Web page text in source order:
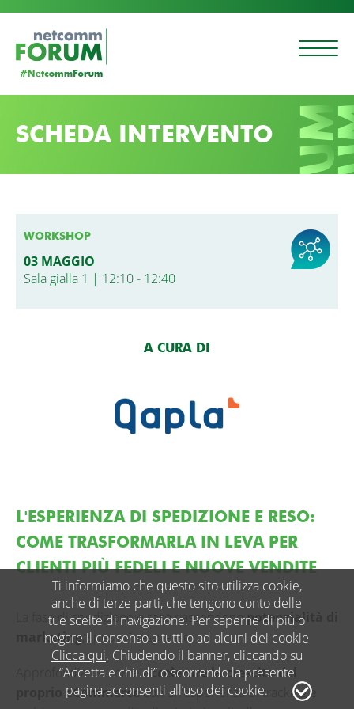
SCHEDA INTERVENTO
WORKSHOP
03 MAGGIO
Sala gialla 1 | 12:10 - 12:40
A CURA DI
L'ESPERIENZA DI SPEDIZIONE E RESO:
COME TRASFORMARLA IN LEVA PER
CLIENTI PIÙ FEDELI E NUOVE VENDITE
La fase di spedizione e reso nascondonopotenzialità di
marketing , spesso inespresse.
Approfondiamo comeaccelerare la crescita del
proprio eCommercecon un'esperienza di tracking e
Ti informiamo che questo sito utilizza cookie,
anche di terze parti, che tengono conto delle
tue scelte di navigazione. Per saperne di più o
negare il consenso a tutti o ad alcuni dei cookie
Clicca qui. Chiudendo il banner, cliccando su
“Accetta e chiudi” o scorrendo la presente
pagina acconsenti all’uso dei cookie.